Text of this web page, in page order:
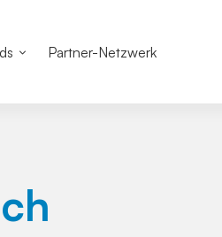
Partner-Netzwerk